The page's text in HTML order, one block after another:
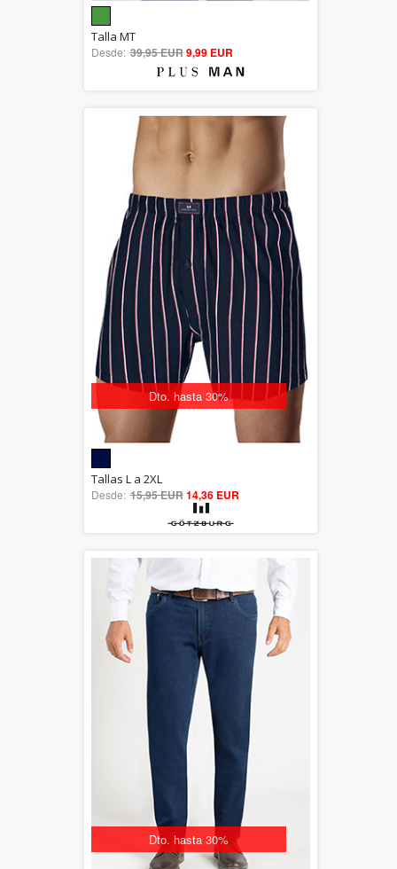
out of 5
Talla MT
Desde: 39,95 EUR9,99 EUR
Dto. hasta 30%
out of 5
Tallas L a 2XL
Desde: 15,95 EUR14,36 EUR
Dto. hasta 30%